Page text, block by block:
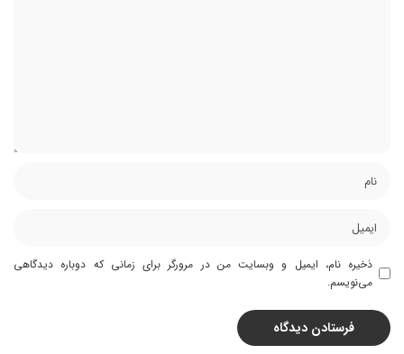
ذخیره نام، ایمیل و وبسایت من در مرورگر برای زمانی که دوباره دیدگاهی
می‌نویسم.